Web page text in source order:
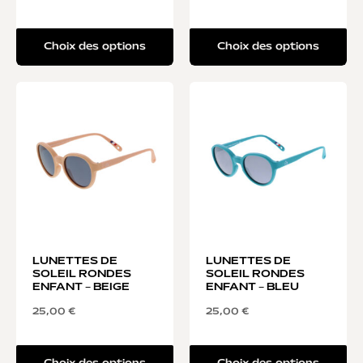
Choix des options Choix des options
LUNETTES DE
SOLEIL RONDES
ENFANT – BEIGE
25,00 €
LUNETTES DE
SOLEIL RONDES
ENFANT – BLEU
25,00 €